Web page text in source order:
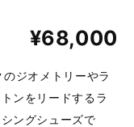
¥68,000
ジオメトリーやラ
ンをリードするラ
ングシューズで